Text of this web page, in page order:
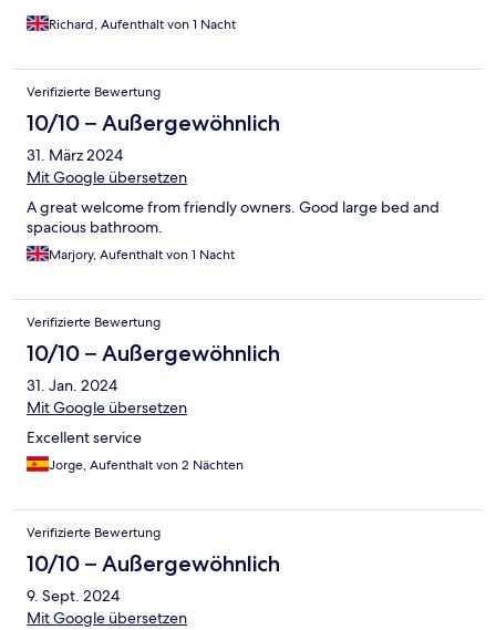
Richard, Aufenthalt von 1 Nacht
Verifizierte Bewertung
10/10 – Außergewöhnlich
31. März 2024
Mit Google übersetzen
A great welcome from friendly owners. Good large bed and
spacious bathroom.
Marjory, Aufenthalt von 1 Nacht
Verifizierte Bewertung
10/10 – Außergewöhnlich
31. Jan. 2024
Mit Google übersetzen
Excellent service
Jorge, Aufenthalt von 2 Nächten
Verifizierte Bewertung
10/10 – Außergewöhnlich
9. Sept. 2024
Mit Google übersetzen